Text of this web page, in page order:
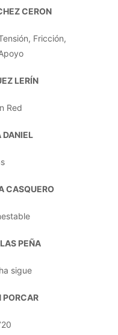
CERON
Fricción,
LERÍN
Red
DANIEL
CASQUERO
PEÑA
sigue
PORCAR